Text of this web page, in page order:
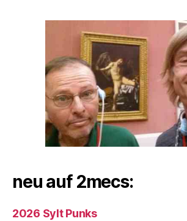
neu auf 2mecs:
2026 Sylt Punks